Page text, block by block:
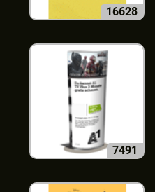
16628
7491